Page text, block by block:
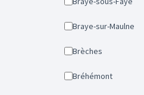
Braye-sur-Maulne
Brèches
Bréhémont